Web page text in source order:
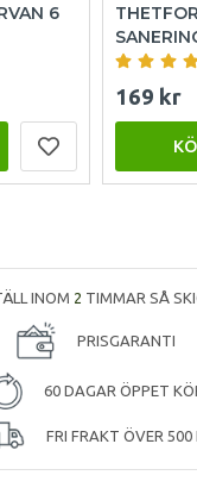
6
169 kr
INOM 2 TIMMAR SÅ
PRISGARANTI
60 DAGAR ÖPPET
FRI FRAKT ÖVER 500